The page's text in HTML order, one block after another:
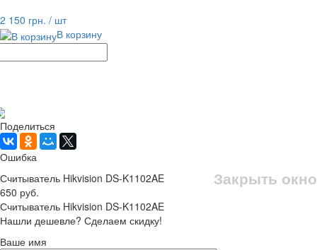
2 150 грн. / шт
В корзину
Поделиться
Ошибка
Закрыть окно
Считыватель Hikvision DS-K1102AE
650 руб.
Считыватель Hikvision DS-K1102AE
Нашли дешевле? Сделаем скидку!
Ваше имя